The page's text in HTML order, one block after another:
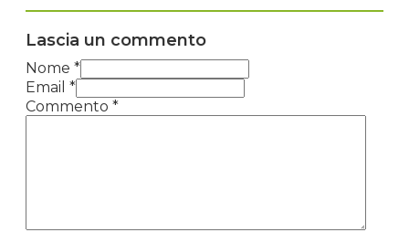
Lascia un commento
Nome *
Email *
Commento *